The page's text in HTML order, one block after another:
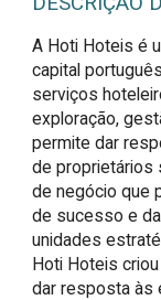
A Hoti Hoteis é
capital
serviços
exploração,
permite dar
de proprietários
de negócio que
de sucesso e
unidades
Hoti Hoteis
dar resposta às